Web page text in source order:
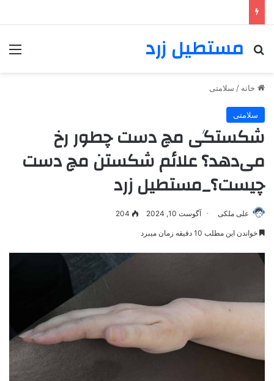
مستطیل زرد
خانه / سلامتی
سلامتی
شکستگی مچ دست چطور رخ
می‌دهد؟ علائم شکستن مچ دست
چیست؟_مستطیل زرد
علی ملکی آگوست 10, 2024 204
خواندن این مطلب 10 دقیقه زمان میبرد